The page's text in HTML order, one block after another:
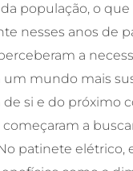
população, o
nesses anos de
a
um mundo mais
si e do próximo
a
patinete elétrico,